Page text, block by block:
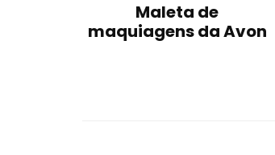
Maleta de
maquiagens da Avon